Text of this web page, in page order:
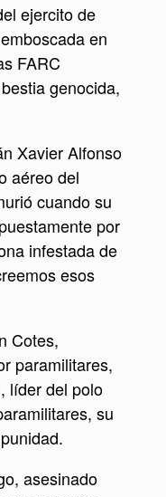
ejercito de
en
FARC
genocida,
Xavier Alfonso
aéreo del
cuando su
por
infestada de
esos
Cotes,
paramilitares,
líder del polo
su
asesinado